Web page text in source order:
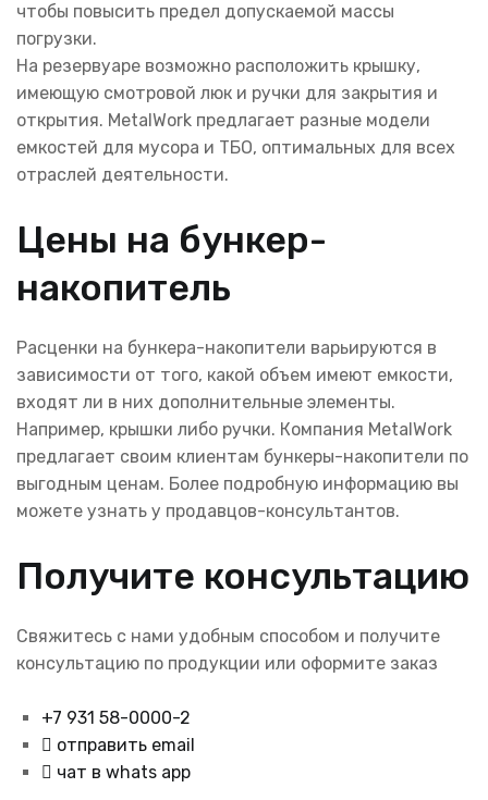
чтобы повысить предел допускаемой массы
погрузки.
На резервуаре возможно расположить крышку,
имеющую смотровой люк и ручки для закрытия и
открытия. MetalWork предлагает разные модели
емкостей для мусора и ТБО, оптимальных для всех
отраслей деятельности.
Цены на бункер-
накопитель
Расценки на бункера-накопители варьируются в
зависимости от того, какой объем имеют емкости,
входят ли в них дополнительные элементы.
Например, крышки либо ручки. Компания MetalWork
предлагает своим клиентам бункеры-накопители по
выгодным ценам. Более подробную информацию вы
можете узнать у продавцов-консультантов.
Получите консультацию
Свяжитесь с нами удобным способом и получите
консультацию по продукции или оформите заказ
+7 931 58-0000-2
отправить email
чат в whats app